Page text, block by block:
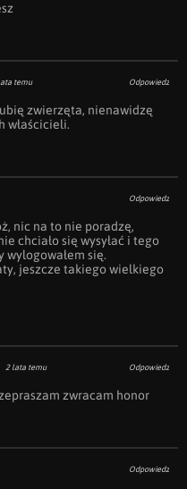
temu Odpowiedz
zwierzęta, nienawidzę
właścicieli.
Odpowiedz
nic na to nie poradzę,
chciało się wysyłać i tego
wylogowałem się.
jeszcze takiego wielkiego
2 lata temu Odpowiedz
zwracam honor
Odpowiedz